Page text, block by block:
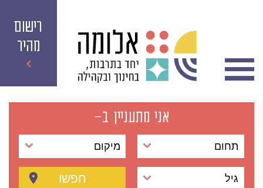
רישום
מהיר
אני מתעניין ב-
תחום מיקום
גיל חפשו